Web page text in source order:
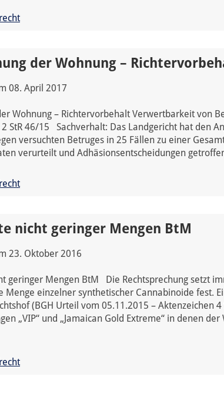
der Wohnung –
08. April 2017
Wohnung – Richtervorbehalt Verwertbarkeit von
StR 46/15 Sachverhalt: Das Landgericht hat den
versuchten Betruges in 25 Fällen zu einer
verurteilt und Adhäsionsentscheidungen
nicht geringer Mengen BtM
23. Oktober 2016
geringer Mengen BtM Die Rechtsprechung setzt
Menge einzelner synthetischer Cannabinoide fest.
(BGH Urteil vom 05.11.2015 – Aktenzeichen
„VIP“ und „Jamaican Gold Extreme“ in denen